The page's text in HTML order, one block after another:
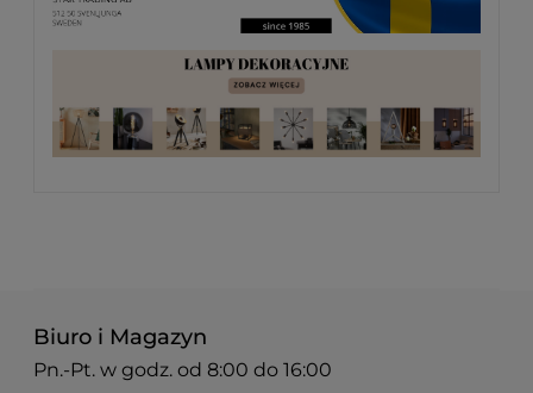
Biuro i Magazyn
Pn.-Pt. w godz. od 8:00 do 16:00